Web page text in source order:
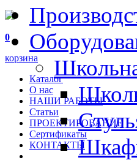
0
корзина
Каталог
О нас
НАШИ РАБОТЫ
Статьи
ПРОЕКТИРОВАНИЕ
Сертификаты
КОНТАКТЫ